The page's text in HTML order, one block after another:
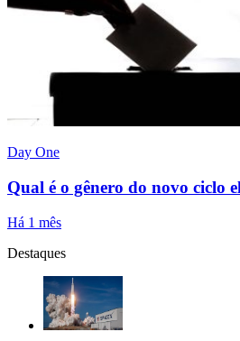
Day One
Qual é o gênero do novo ciclo
Há 1 mês
Destaques